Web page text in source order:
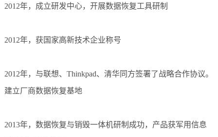
2012年，成立研发中心，开展数据恢复工具研制
2012年，获国家高新技术企业称号
2012年，与联想、Thinkpad、清华同方签署了战略合作协议。
建立厂商数据恢复基地
2013年，数据恢复与销毁一体机研制成功，产品获军用信息